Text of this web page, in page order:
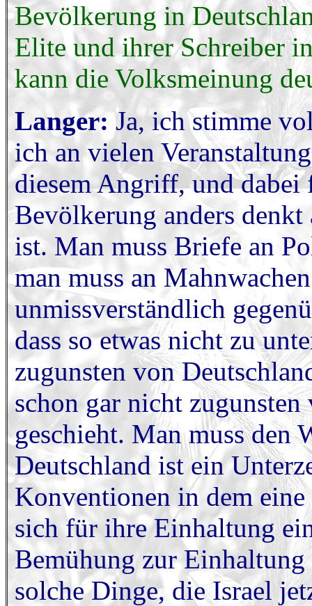
Bevölkerung in
Elite und ihrer Schreiber
kann die Volksmeinung
Langer:Ja, ich stimme
ich an vielen
diesem Angriff, und dabei
Bevölkerung anders
ist. Man muss Briefe an
man muss an
unmissverständlich
dass so etwas nicht zu
zugunsten von
schon gar nicht
geschieht. Man muss den
Deutschland ist ein
Konventionen in dem
sich für ihre Einhaltung
Bemühung zur
solche Dinge, die Israel